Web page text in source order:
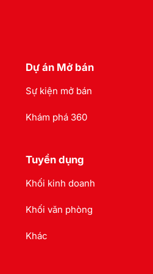
Dự án Mở bán
Sự kiện mở bán
Khám phá 360
Tuyển dụng
Khối kinh doanh
Khối văn phòng
Khác